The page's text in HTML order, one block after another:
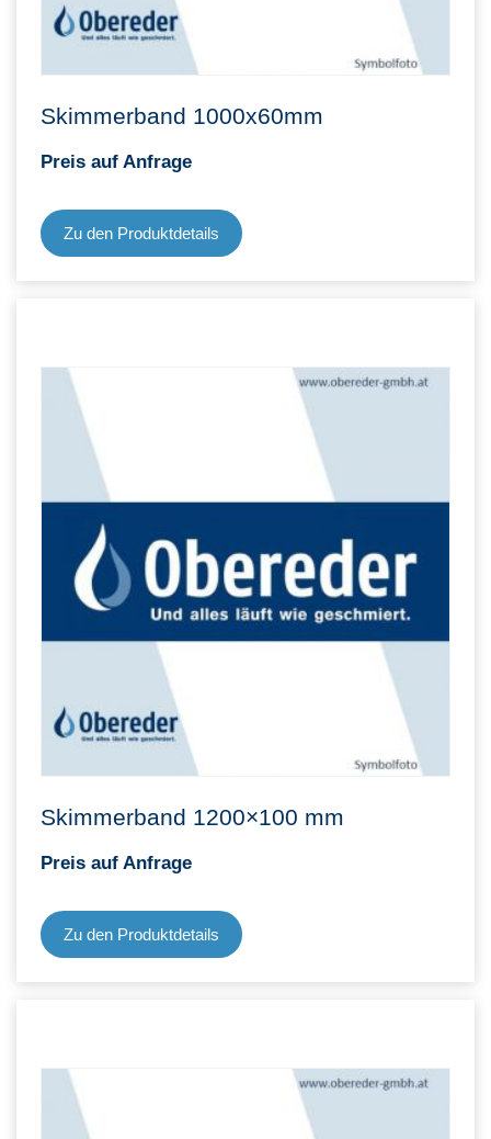
Skimmerband 1000x60mm
Preis auf Anfrage
Zu den Produktdetails
Skimmerband 1200×100 mm
Preis auf Anfrage
Zu den Produktdetails